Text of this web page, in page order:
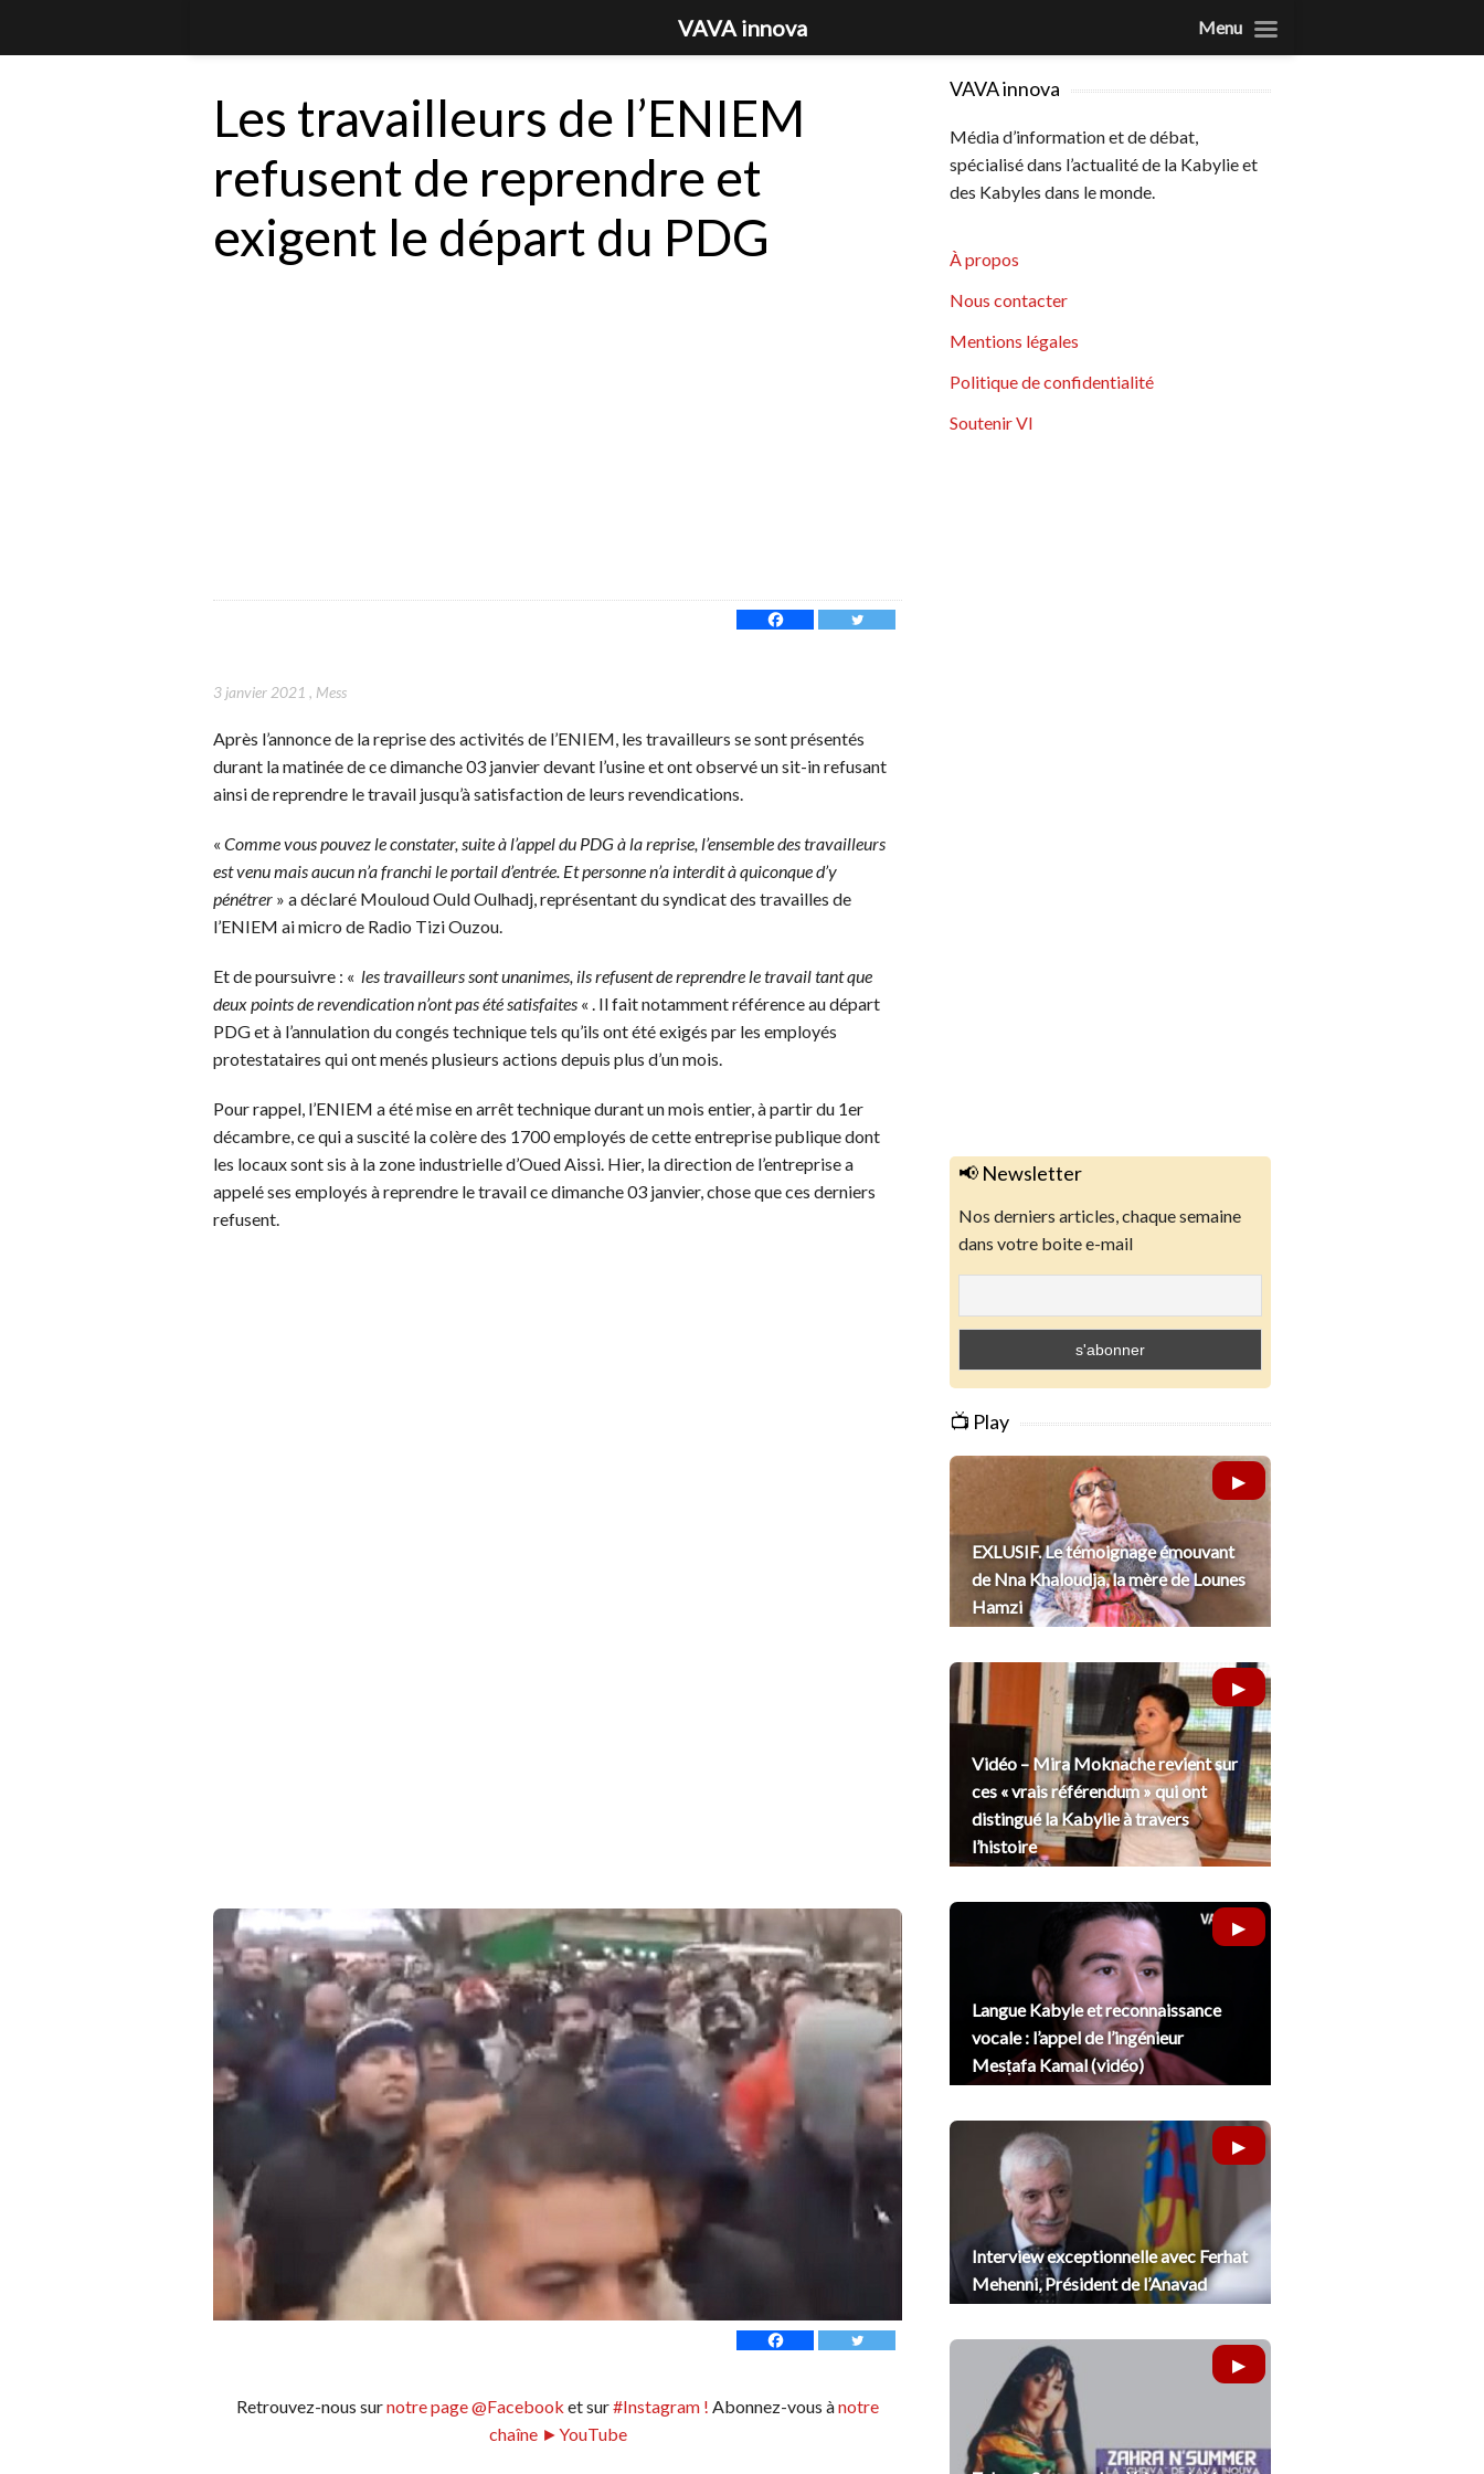
Les travailleurs de l’ENIEM
refusent de reprendre et
exigent le départ du PDG
3 janvier 2021 , Mess
Après l’annonce de la reprise des activités de l’ENIEM, les travailleurs se sont présentés
durant la matinée de ce dimanche 03 janvier devant l’usine et ont observé un sit-in refusant
ainsi de reprendre le travail jusqu’à satisfaction de leurs revendications.
«Comme vous pouvez le constater, suite à l’appel du PDG à la reprise, l’ensemble des travailleurs
est venu mais aucun n’a franchi le portail d’entrée. Et personne n’a interdit à quiconque d’y
pénétrer » a déclaré Mouloud Ould Oulhadj, représentant du syndicat des travailles de
l’ENIEM ai micro de Radio Tizi Ouzou.
Et de poursuivre : « les travailleurs sont unanimes, ils refusent de reprendre le travail tant que
deux points de revendication n’ont pas été satisfaites « . Il fait notamment référence au départ
PDG et à l’annulation du congés technique tels qu’ils ont été exigés par les employés
protestataires qui ont menés plusieurs actions depuis plus d’un mois.
Pour rappel, l’ENIEM a été mise en arrêt technique durant un mois entier, à partir du 1er
décambre, ce qui a suscité la colère des 1700 employés de cette entreprise publique dont
les locaux sont sis à la zone industrielle d’Oued Aissi. Hier, la direction de l’entreprise a
appelé ses employés à reprendre le travail ce dimanche 03 janvier, chose que ces derniers
refusent.
Retrouvez-nous surnotre page @Facebook et sur#Instagram ! Abonnez-vous ànotre
chaîne ►YouTube
VAVA innova
Média d’information et de débat,
spécialisé dans l’actualité de la Kabylie et
des Kabyles dans le monde.
À propos
Nous contacter
Mentions légales
Politique de confidentialité
Soutenir VI
📢 Newsletter
Nos derniers articles, chaque semaine
dans votre boite e-mail
📺 Play
EXLUSIF. Le témoignage émouvant
de Nna Khaloudja, la mère de Lounes
Hamzi
Vidéo – Mira Moknache revient sur
ces « vrais référendum » qui ont
distingué la Kabylie à travers
l’histoire
Langue Kabyle et reconnaissance
vocale : l’appel de l’ingénieur
Mesṭafa Kamal (vidéo)
Interview exceptionnelle avec Ferhat
Mehenni, Président de l’Anavad
VAVA innova Menu